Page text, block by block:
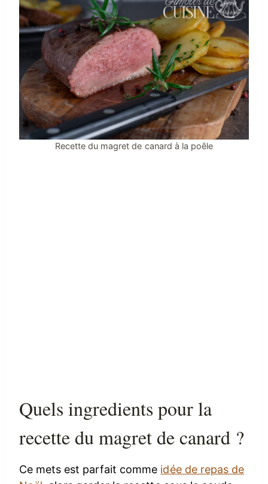
Recette du magret de canard à la poêle
Quels ingredients pour la
recette du magret de canard ?
Ce mets est parfait comme idée de repas de